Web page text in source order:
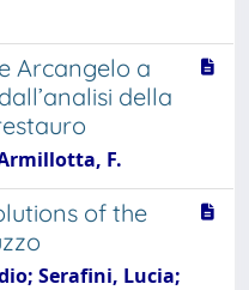
Arcangelo a
della
F.
of the
Serafini, Lucia;